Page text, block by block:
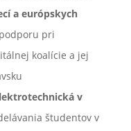
a európskych
pri
koalície a jej
v
študentov v